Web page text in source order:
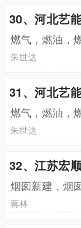
30、河北艺
燃气，燃油，
朱世达
31、河北艺
燃气，燃油，
朱世达
32、江苏宏
烟囱新建，烟
蒋林